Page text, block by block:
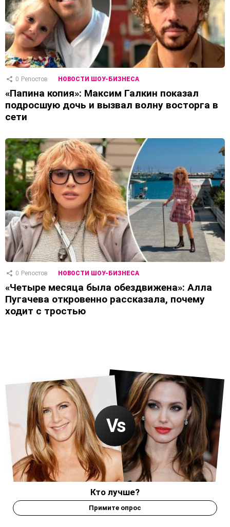
0 Репостов НОВОСТИ ШОУ-БИЗНЕСА
«Папина копия»: Максим Галкин показал
подросшую дочь и вызвал волну восторга в
сети
0 Репостов НОВОСТИ ШОУ-БИЗНЕСА
«Четыре месяца была обездвижена»: Алла
Пугачева откровенно рассказала, почему
ходит с тростью
Кто лучше?
Примите опрос